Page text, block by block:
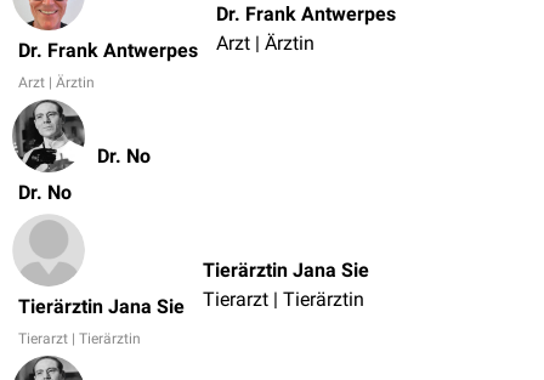
Dr. Frank Antwerpes
Arzt | Ärztin
Dr. Frank Antwerpes
Arzt | Ärztin
Dr. No
Dr. No
Tierärztin Jana Sie
Tierarzt | Tierärztin
Tierärztin Jana Sie
Tierarzt | Tierärztin